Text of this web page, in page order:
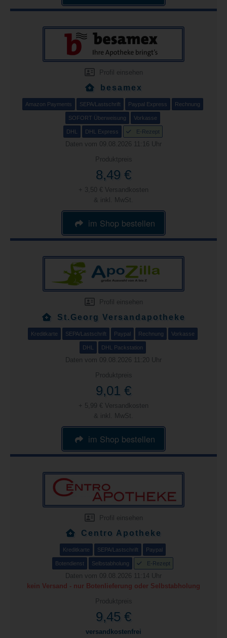
Profil einsehen
besamex
Amazon Payments SEPA/Lastschrift Paypal Express Rechnung
SOFORT Überweisung Vorkasse
DHL DHL Express E-Rezept
Daten vom 09.08.2026 11:16 Uhr
Produktpreis
8,49 €
+ 3,50 € Versandkosten
& inkl. MwSt.
im Shop bestellen
Profil einsehen
St.Georg Versandapotheke
Kreditkarte SEPA/Lastschrift Paypal Rechnung Vorkasse
DHL DHL Packstation
Daten vom 09.08.2026 11:20 Uhr
Produktpreis
9,01 €
+ 5,99 € Versandkosten
& inkl. MwSt.
im Shop bestellen
Profil einsehen
Centro Apotheke
Kreditkarte SEPA/Lastschrift Paypal
Botendienst Selbstabholung E-Rezept
Daten vom 09.08.2026 11:14 Uhr
kein Versand - nur Botenlieferung oder Selbstabholung
Produktpreis
9,45 €
versandkostenfrei